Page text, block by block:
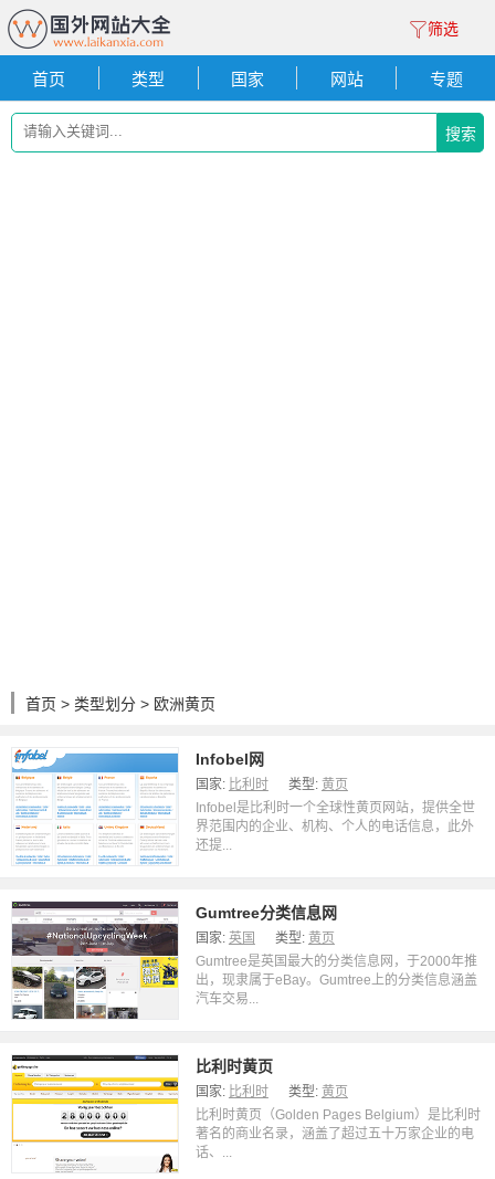
筛选
首页 类型 国家 网站 专题
搜索
首页 > 类型划分 > 欧洲黄页
Infobel网
国家: 比利时 类型: 黄页
Infobel是比利时一个全球性黄页网站，提供全世
界范围内的企业、机构、个人的电话信息，此外
还提...
Gumtree分类信息网
国家: 英国 类型: 黄页
Gumtree是英国最大的分类信息网，于2000年推
出，现隶属于eBay。Gumtree上的分类信息涵盖
汽车交易...
比利时黄页
国家: 比利时 类型: 黄页
比利时黄页（Golden Pages Belgium）是比利时
著名的商业名录，涵盖了超过五十万家企业的电
话、...